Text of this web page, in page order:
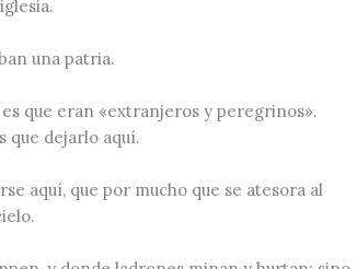
una patria.
que eran «extranjeros y peregrinos».
que dejarlo aquí.
aquí, que por mucho que se atesora al